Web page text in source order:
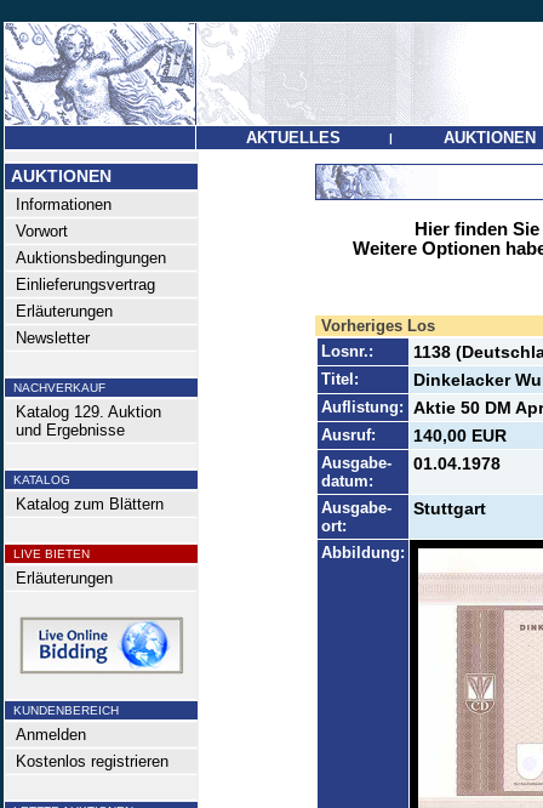
AKTUELLES | AUKTIONEN
AUKTIONEN
Informationen
Vorwort
Auktionsbedingungen
Einlieferungsvertrag
Erläuterungen
Newsletter
NACHVERKAUF
Katalog 129. Auktion
und Ergebnisse
KATALOG
Katalog zum Blättern
LIVE BIETEN
Erläuterungen
KUNDENBEREICH
Anmelden
Kostenlos registrieren
Hier finden
Weitere Optionen
Vorheriges Los
Losnr.:
1138
Titel: Dinkelacker
Auflistung: Aktie 50 DM
Ausruf: 140,00 EUR
Ausgabe-
datum:
01.04.1978
Ausgabe-
ort:
Stuttgart
Abbildung: